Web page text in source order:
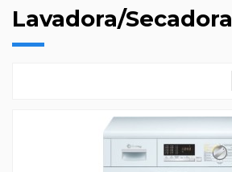
Lavadora/Secadora